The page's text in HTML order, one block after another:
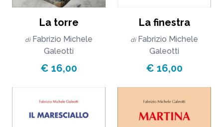
La torre
di Fabrizio Michele
Galeotti
€ 16,00
La finestra
di Fabrizio Michele
Galeotti
€ 16,00